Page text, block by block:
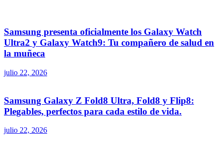
Samsung presenta oficialmente los Galaxy Watch
Ultra2 y Galaxy Watch9: Tu compañero de salud en
la muñeca
julio 22, 2026
Samsung Galaxy Z Fold8 Ultra, Fold8 y Flip8:
Plegables, perfectos para cada estilo de vida.
julio 22, 2026